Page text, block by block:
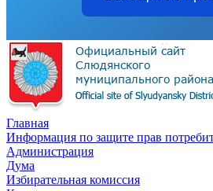
Главная
Информация по защите прав
Администрация
Дума
Избирательная комиссия